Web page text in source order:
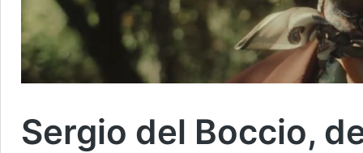
Sergio del Boccio,